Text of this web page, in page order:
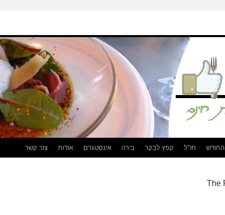
חו"ל קפץ לבקר בירה אינסטגרם אודות צור קשר
The